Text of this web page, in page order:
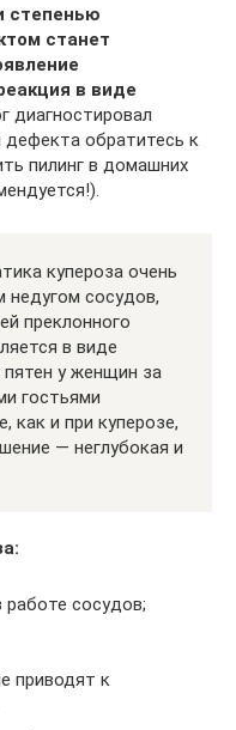
степенью
станет
в виде
диагностировал
дефекта обратитесь к
пилинг в домашних
купероза очень
сосудов,
преклонного
в виде
у женщин за
гостьями
как и при куперозе,
— неглубокая и
работе сосудов;
приводят к